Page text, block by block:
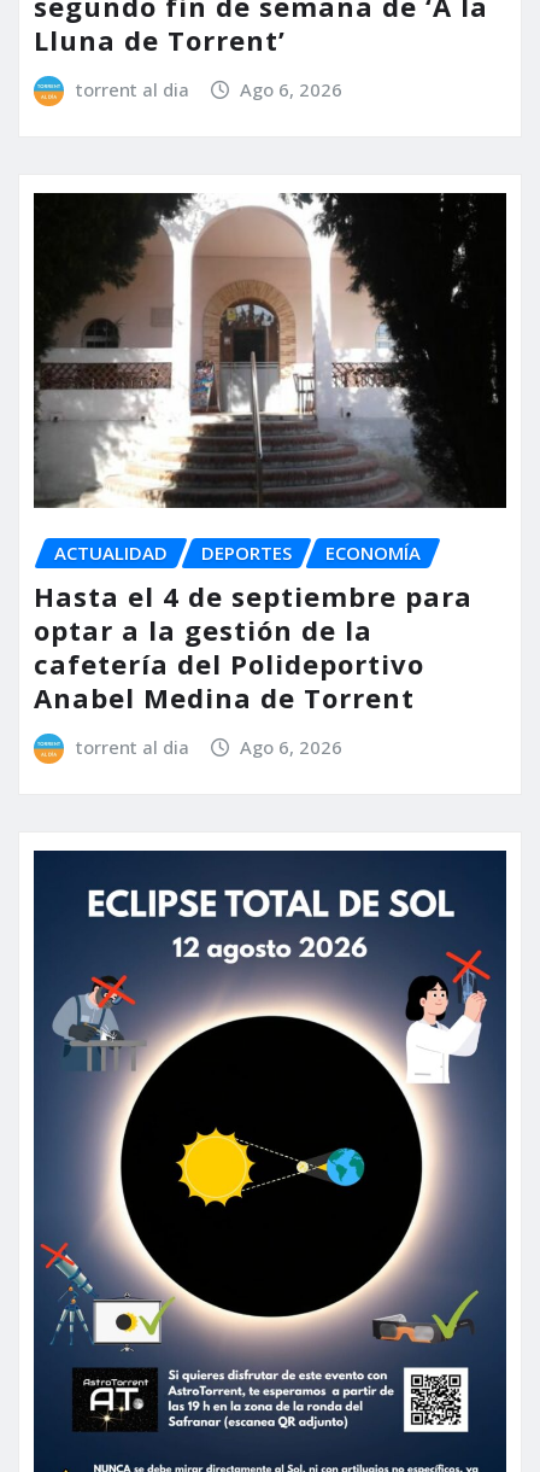
Lluna de Torrent’
torrent al dia Ago 6, 2026
ACTUALIDAD DEPORTES ECONOMÍA
Hasta el 4 de septiembre para
optar a la gestión de la
cafetería del Polideportivo
Anabel Medina de Torrent
torrent al dia Ago 6, 2026